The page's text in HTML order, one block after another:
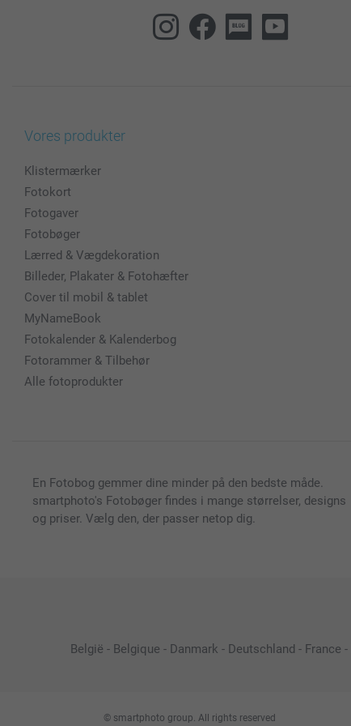
Vores produkter
Klistermærker
Fotokort
Fotogaver
Fotobøger
Lærred & Vægdekoration
Billeder, Plakater & Fotohæfter
Cover til mobil & tablet
MyNameBook
Fotokalender & Kalenderbog
Fotorammer & Tilbehør
Alle fotoprodukter
En Fotobog gemmer dine minder på den bedste måde.
smartphoto's Fotobøger findes i mange størrelser, designs
og priser. Vælg den, der passer netop dig.
België - Belgique - Danmark - Deutschland - France -
© smartphoto group. All rights reserved